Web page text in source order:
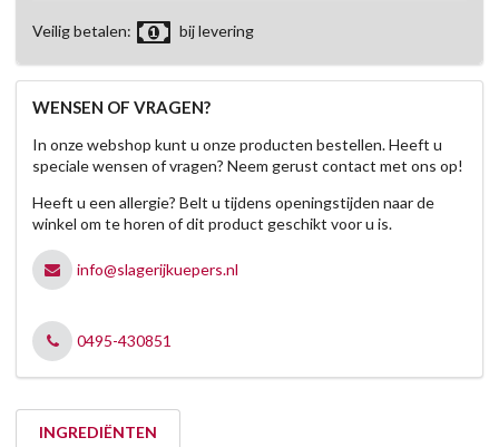
Veilig betalen: bij levering
WENSEN OF VRAGEN?
In onze webshop kunt u onze producten bestellen. Heeft u
speciale wensen of vragen? Neem gerust contact met ons op!
Heeft u een allergie? Belt u tijdens openingstijden naar de
winkel om te horen of dit product geschikt voor u is.
info@slagerijkuepers.nl
0495-430851
INGREDIËNTEN